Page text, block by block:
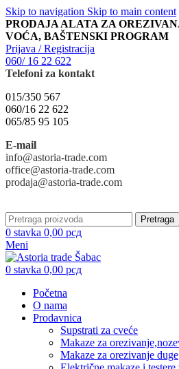
Skip to navigation Skip to main content
PRODAJA ALATA ZA
VOĆA, BAŠTENSKI PROGRAM
Prijava / Registracija
060/ 16 22 622
Telefoni za kontakt
015/350 567
060/16 22 622
065/85 95 105
E-mail
info@astoria-trade.com
office@astoria-trade.com
prodaja@astoria-trade.com
Pretraga
0 stavka 0,00 рсд
Meni
0 stavka 0,00 рсд
Početna
O nama
Prodavnica
Supstrati za cveće
Makaze za
Makaze za orezivanje duge